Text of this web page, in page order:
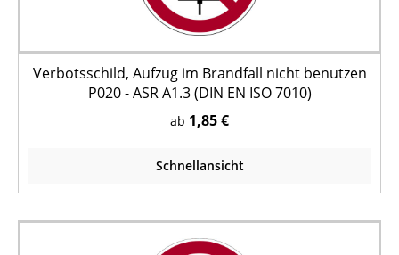
Verbotsschild, Aufzug im Brandfall nicht benutzen
P020 - ASR A1.3 (DIN EN ISO 7010)
ab 1,85 €
Schnellansicht